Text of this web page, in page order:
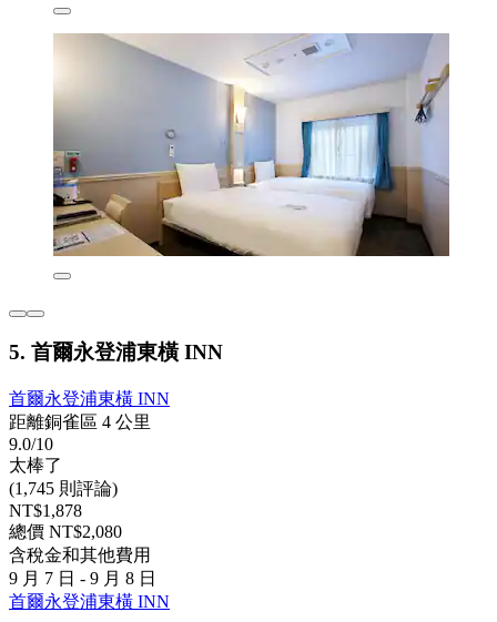
5. 首爾永登浦東橫 INN
首爾永登浦東橫 INN
距離銅雀區 4 公里
9.0/10
太棒了
(1,745 則評論)
NT$1,878
總價 NT$2,080
含稅金和其他費用
9 月 7 日 - 9 月 8 日
首爾永登浦東橫 INN